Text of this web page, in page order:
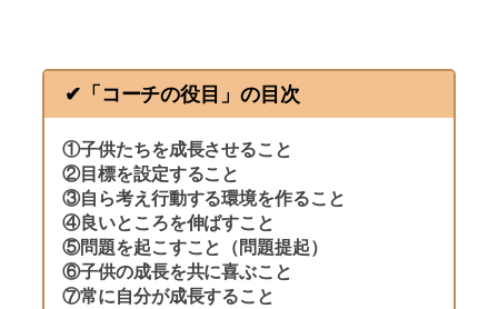
✔︎「コーチの役目」の目次
①子供たちを成長させること
②目標を設定すること
③自ら考え行動する環境を作ること
④良いところを伸ばすこと
⑤問題を起こすこと（問題提起）
⑥子供の成長を共に喜ぶこと
⑦常に自分が成長すること